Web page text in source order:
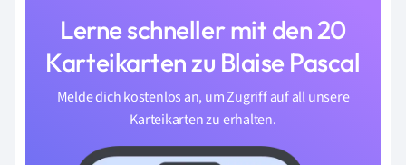
Lerne schneller mit den 20
Karteikarten zu Blaise Pascal
Melde dich kostenlos an, um Zugriff auf all unsere
Karteikarten zu erhalten.